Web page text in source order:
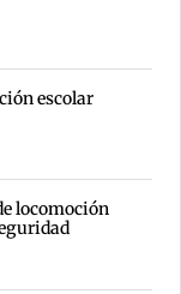
escolar
locomoción